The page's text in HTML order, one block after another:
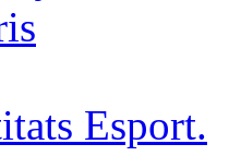
Esport.